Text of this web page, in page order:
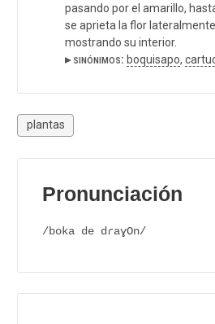
pasando por el amarillo,
se aprieta la flor
mostrando su interior.
▸ sinónimos: boquisapo,
plantas
Pronunciación
/boka de dɾaɣOn/